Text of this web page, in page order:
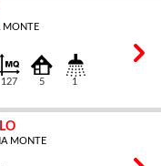
MONTE
127 5 1
MONTE